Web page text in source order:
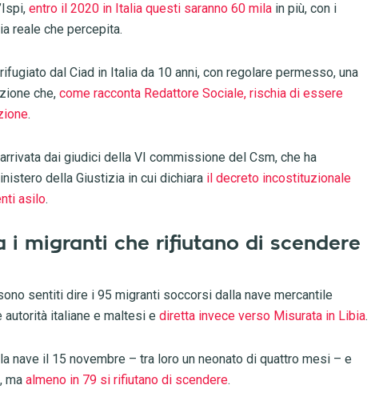
entro il 2020 in Italia questi saranno 60 mila in più, con i
reale che percepita.
dal Ciad in Italia da 10 anni, con regolare permesso, una
che, come racconta Redattore Sociale, rischia di essere
.
dai giudici della VI commissione del Csm, che ha
della Giustizia in cui dichiara il decreto incostituzionale
asilo.
i migranti che rifiutano di scendere
sentiti dire i 95 migranti soccorsi dalla nave mercantile
autorità italiane e maltesi e diretta invece verso Misurata in Libia.
nave il 15 novembre – tra loro un neonato di quattro mesi – e
ma almeno in 79 si rifiutano di scendere.